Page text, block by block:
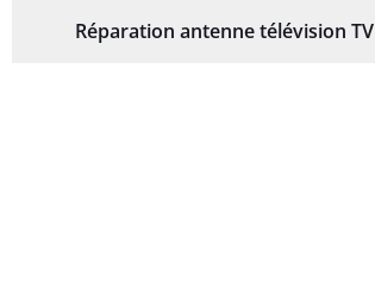
Réparation antenne télévision TV